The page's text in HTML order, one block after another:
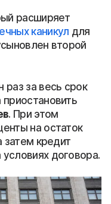
расширяет
каникул для
второй
за весь срок
. При этом
на остаток
затем кредит
договора.